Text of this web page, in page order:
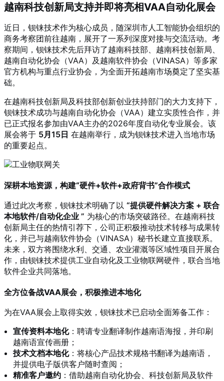
越南科技创新局支持并即将亮相VAA自动化展会
近日，钡铼技术作为核心成员，随深圳市人工智能协会组织的
商务考察团前往越南，展开了一系列深度对接与交流活动。考
察期间，钡铼技术先后拜访了越南科技部、越南科技创新局、
越南自动化协会（VAA）及越南软件协会（VINASA）等多家
官方机构与重点行业协会，为全面开拓越南市场奠定了坚实基
础。
在越南科技创新局及科技部创新创业扶持部门的大力支持下，
钡铼技术成功与越南自动化协会（VAA）建立实质性合作，并
已正式报名参加由VAA主办的2026年度自动化专业展会。该
展会将于 5月15日 在越南举行，成为钡铼技术进入当地市场
的重要起点。
深耕本地资源，构建“硬件+软件+政府背书”合作模式
通过此次考察，钡铼技术明确了以 “提供硬件解决方案 + 联合
本地软件/自动化企业 ” 为核心的市场突破路径。在越南科技
创新局主任的热情引荐下，公司正积极推动技术转移与成果转
化，并已与越南软件协会（VINASA）秘书长建立直接联系。
未来，双方将围绕水利、交通、农业灌溉等区域性项目开展合
作，由钡铼技术提供工业自动化及工业物联网硬件，联合当地
软件企业共同落地。
全方位备战VAA展会，积极推进本地化
为在VAA展会上取得实效，钡铼技术已启动全面筹备工作：
宣传资料本地化：聘请专业翻译制作越南语海报，并印刷
越南语宣传画册；
技术文档本地化：将核心产品技术规格书翻译为越南语，
并提供电子版供客户随时查阅；
精准客户邀约 ：借助越南自动化协会、科技创新局及软件